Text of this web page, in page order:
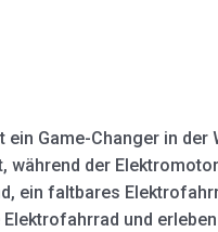
Game-Changer in
während der
ein faltbares
und